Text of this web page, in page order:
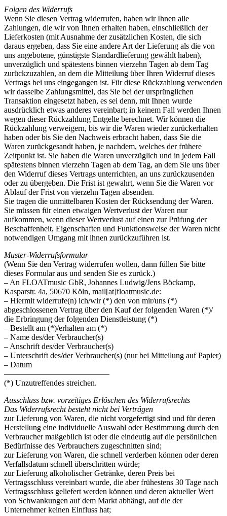
Folgen des Widerrufs
Wenn Sie diesen Vertrag widerrufen, haben wir Ihnen alle
Zahlungen, die wir von Ihnen erhalten haben, einschließlich der
Lieferkosten (mit Ausnahme der zusätzlichen Kosten, die sich
daraus ergeben, dass Sie eine andere Art der Lieferung als die von
uns angebotene, günstigste Standardlieferung gewählt haben),
unverzüglich und spätestens binnen vierzehn Tagen ab dem Tag
zurückzuzahlen, an dem die Mitteilung über Ihren Widerruf dieses
Vertrags bei uns eingegangen ist. Für diese Rückzahlung verwenden
wir dasselbe Zahlungsmittel, das Sie bei der ursprünglichen
Transaktion eingesetzt haben, es sei denn, mit Ihnen wurde
ausdrücklich etwas anderes vereinbart; in keinem Fall werden Ihnen
wegen dieser Rückzahlung Entgelte berechnet. Wir können die
Rückzahlung verweigern, bis wir die Waren wieder zurückerhalten
haben oder bis Sie den Nachweis erbracht haben, dass Sie die
Waren zurückgesandt haben, je nachdem, welches der frühere
Zeitpunkt ist. Sie haben die Waren unverzüglich und in jedem Fall
spätestens binnen vierzehn Tagen ab dem Tag, an dem Sie uns über
den Widerruf dieses Vertrags unterrichten, an uns zurückzusenden
oder zu übergeben. Die Frist ist gewahrt, wenn Sie die Waren vor
Ablauf der Frist von vierzehn Tagen absenden.
Sie tragen die unmittelbaren Kosten der Rücksendung der Waren.
Sie müssen für einen etwaigen Wertverlust der Waren nur
aufkommen, wenn dieser Wertverlust auf einen zur Prüfung der
Beschaffenheit, Eigenschaften und Funktionsweise der Waren nicht
notwendigen Umgang mit ihnen zurückzuführen ist.
Muster-Widerrufsformular
(Wenn Sie den Vertrag widerrufen wollen, dann füllen Sie bitte
dieses Formular aus und senden Sie es zurück.)
– An FLOATmusic GbR, Johannes Ludwig/Jens Böckamp,
Kasparstr. 4a, 50670 Köln, mail[at]floatmusic.de:
– Hiermit widerrufe(n) ich/wir (*) den von mir/uns (*)
abgeschlossenen Vertrag über den Kauf der folgenden Waren (*)/
die Erbringung der folgenden Dienstleistung (*)
– Bestellt am (*)/erhalten am (*)
– Name des/der Verbraucher(s)
– Anschrift des/der Verbraucher(s)
– Unterschrift des/der Verbraucher(s) (nur bei Mitteilung auf Papier)
– Datum
—————————————
(*) Unzutreffendes streichen.
Ausschluss bzw. vorzeitiges Erlöschen des Widerrufsrechts
Das Widerrufsrecht besteht nicht bei Verträgen
zur Lieferung von Waren, die nicht vorgefertigt sind und für deren
Herstellung eine individuelle Auswahl oder Bestimmung durch den
Verbraucher maßgeblich ist oder die eindeutig auf die persönlichen
Bedürfnisse des Verbrauchers zugeschnitten sind;
zur Lieferung von Waren, die schnell verderben können oder deren
Verfallsdatum schnell überschritten würde;
zur Lieferung alkoholischer Getränke, deren Preis bei
Vertragsschluss vereinbart wurde, die aber frühestens 30 Tage nach
Vertragsschluss geliefert werden können und deren aktueller Wert
von Schwankungen auf dem Markt abhängt, auf die der
Unternehmer keinen Einfluss hat;